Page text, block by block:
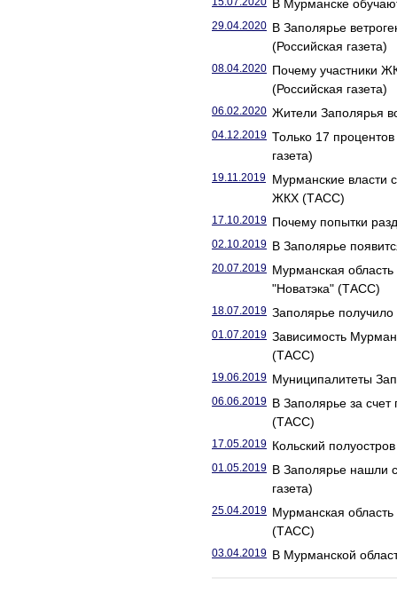
В Мурманске
29.04.2020 В Заполярье
(Российская газета)
08.04.2020 Почему участники
(Российская газета)
06.02.2020 Жители Заполярья
04.12.2019 Только 17
газета)
19.11.2019 Мурманские власти
ЖКХ (ТАСС)
17.10.2019 Почему попытки
02.10.2019 В Заполярье
20.07.2019 Мурманская область
"Новатэка" (ТАСС)
18.07.2019 Заполярье
01.07.2019 Зависимость
(ТАСС)
19.06.2019 Муниципалитеты
06.06.2019 В Заполярье за
(ТАСС)
17.05.2019 Кольский
01.05.2019 В Заполярье нашли
газета)
25.04.2019 Мурманская
(ТАСС)
03.04.2019 В Мурманской